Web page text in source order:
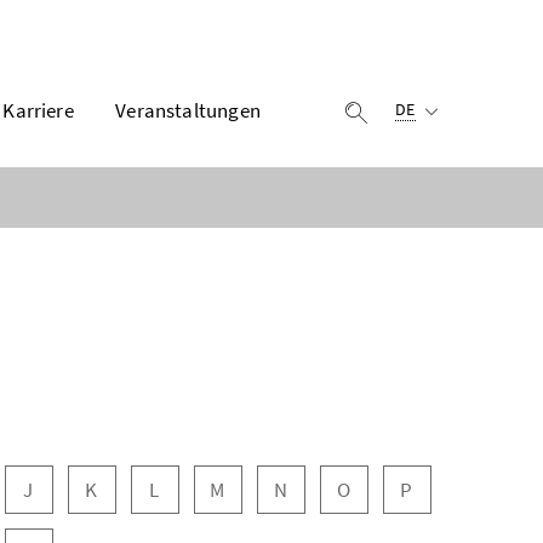
Karriere Veranstaltungen Suche einblenden
DE
J K L M N O P